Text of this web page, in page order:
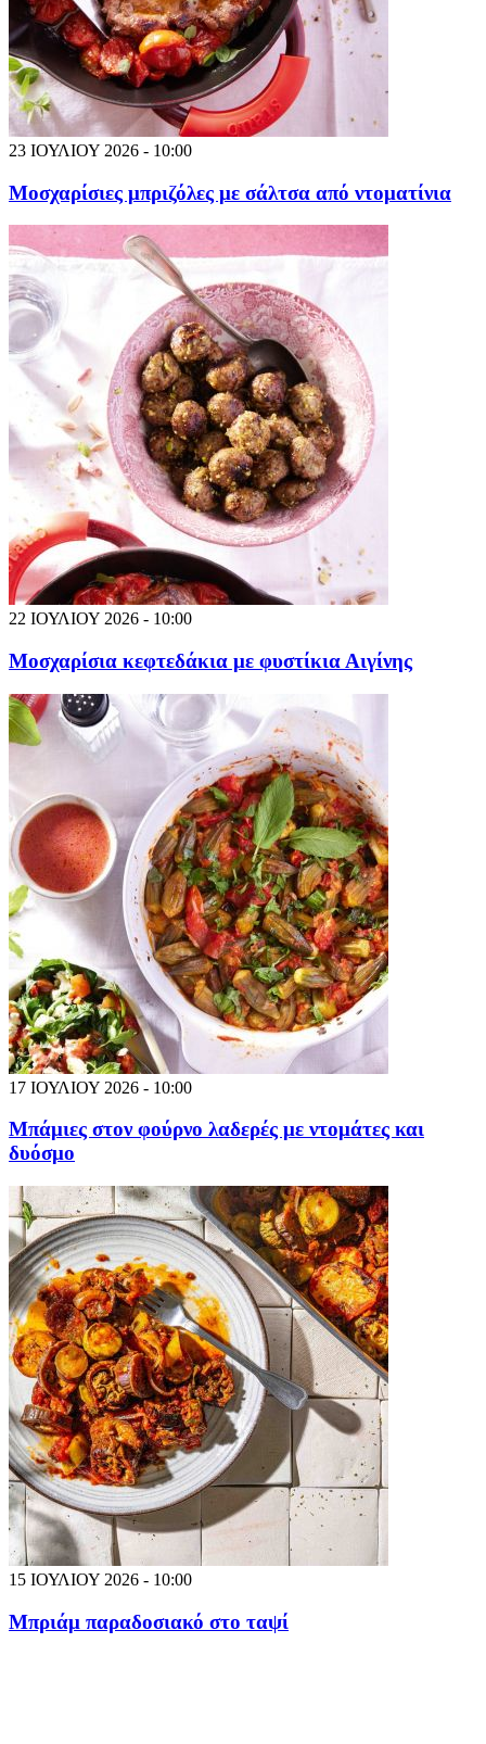
23 ΙΟΥΛΙΟΥ 2026 - 10:00
Μοσχαρίσιες μπριζόλες με σάλτσα από ντοματίνια
22 ΙΟΥΛΙΟΥ 2026 - 10:00
Μοσχαρίσια κεφτεδάκια με φυστίκια Αιγίνης
17 ΙΟΥΛΙΟΥ 2026 - 10:00
Μπάμιες στον φούρνο λαδερές με ντομάτες και
δυόσμο
15 ΙΟΥΛΙΟΥ 2026 - 10:00
Μπριάμ παραδοσιακό στο ταψί